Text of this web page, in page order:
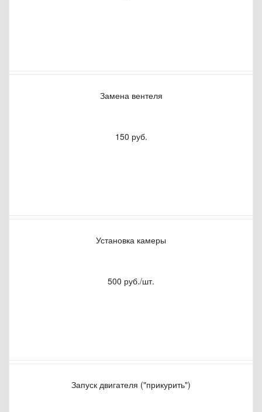
Замена вентеля
150 руб.
Установка камеры
500 руб./шт.
Запуск двигателя ("прикурить")